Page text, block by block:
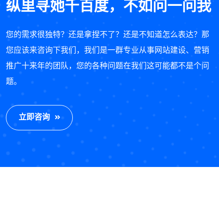
纵里寻她千百度，不如问一问我
您的需求很独特？还是拿捏不了？还是不知道怎么表达？那
您应该来咨询下我们，我们是一群专业从事网站建设、营销
推广十来年的团队，您的各种问题在我们这可能都不是个问
题。
立即咨询